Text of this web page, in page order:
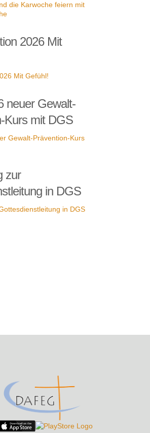
die Karwoche feiern mit
2026 Mit
Mit Gefühl!
neuer Gewalt-
Kurs mit DGS
Gewalt-Prävention-Kurs
zur
in DGS
in DGS